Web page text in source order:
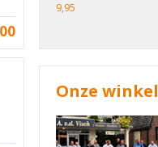
9,95
Onze winkel